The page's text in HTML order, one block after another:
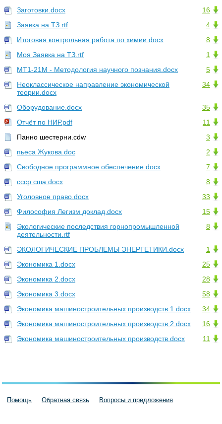
16
Заготовки.docx
4
Заявка на ТЗ.rtf
8
Итоговая контрольная работа по химии.docx
1
Моя Заявка на ТЗ.rtf
5
МТ1-21М - Методология научного познания.docx
34
Неоклассическое направление экономической
теории.docx
35
Оборудование.docx
11
Отчёт по НИР.pdf
3
Панно шестерни.cdw
2
пьеса Жукова.doc
7
Свободное программное обеспечение.docx
8
ссср сша.docx
33
Уголовное право.docx
15
Философия Легизм доклад.docx
8
Экологические последствия горнопромышленной
деятельности.rtf
1
ЭКОЛОГИЧЕСКИЕ ПРОБЛЕМЫ ЭНЕРГЕТИКИ.docx
25
Экономика 1.docx
28
Экономика 2.docx
58
Экономика 3.docx
34
Экономика машиностроительных производств 1.docx
16
Экономика машиностроительных производств 2.docx
11
Экономика машиностроительных производств.docx
Помощь Обратная связь Вопросы и предложения